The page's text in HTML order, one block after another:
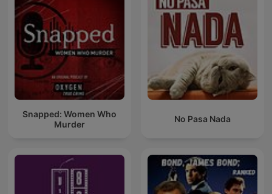
Snapped: Women Who
Murder
No Pasa Nada